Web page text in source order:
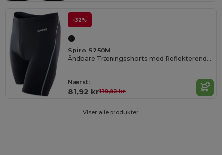
-32%
Spiro S250M
Åndbare Træningsshorts med Reflekterende Detaljer
Nærst:
81,92 kr119,82 kr
Viser alle produkter.